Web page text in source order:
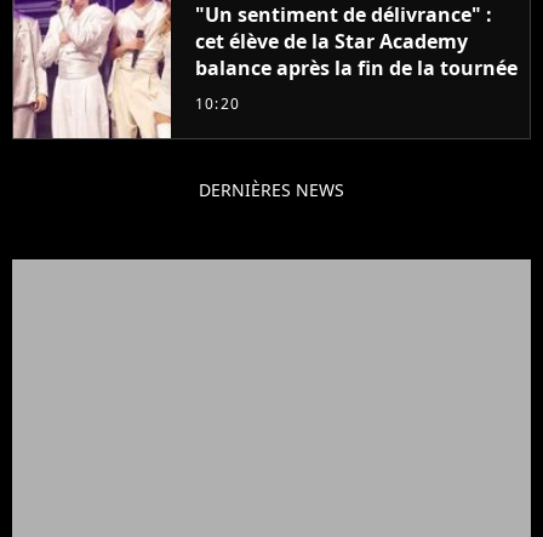
"Un sentiment de délivrance" :
cet élève de la Star Academy
balance après la fin de la tournée
10:20
DERNIÈRES NEWS